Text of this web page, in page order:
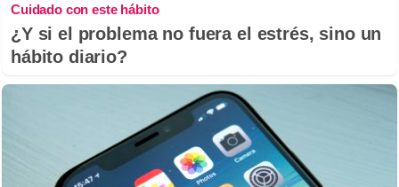
Cuidado con este hábito
¿Y si el problema no fuera el estrés, sino un
hábito diario?